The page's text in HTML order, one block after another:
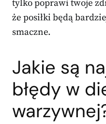
tylko poprawi twoje
że posiłki będą
smaczne.
Jakie są
błędy w